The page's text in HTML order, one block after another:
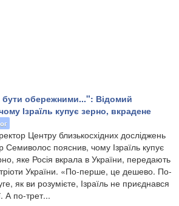
обережними...": Відомий
Ізраїль купує зерно, вкрадене
Центру близькосхідних досліджень
Семиволос пояснив, чому Ізраїль купує
яке Росія вкрала в України, передають
України. «По-перше, це дешево. По-
як ви розумієте, Ізраїль не приєднався
А по-трет...